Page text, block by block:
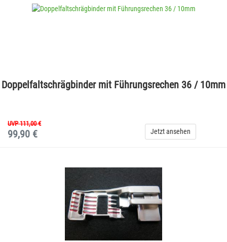
Doppelfaltschrägbinder mit Führungsrechen 36 / 10mm
UVP 111,00 €
99,90 € Jetzt ansehen